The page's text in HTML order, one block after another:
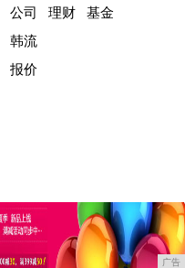
公司 理财
基金
韩流
报价
广告